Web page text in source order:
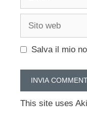
Sito
Salva il mio
This site uses